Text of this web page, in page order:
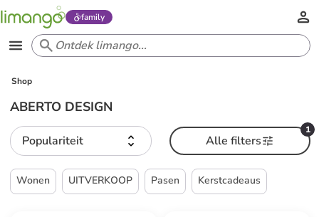
family
Shop
ABERTO DESIGN
Populariteit
1
Alle filters
Wonen UITVERKOOP Pasen Kerstcadeaus